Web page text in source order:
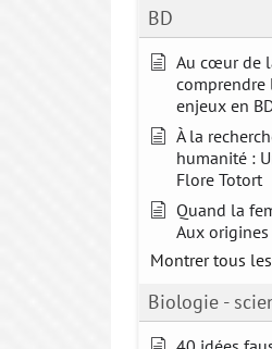
BD
Au cœur de
comprendre
enjeux en
À la
humanité :
Flore Totort
Quand la
Aux
Montrer tous
Biologie -